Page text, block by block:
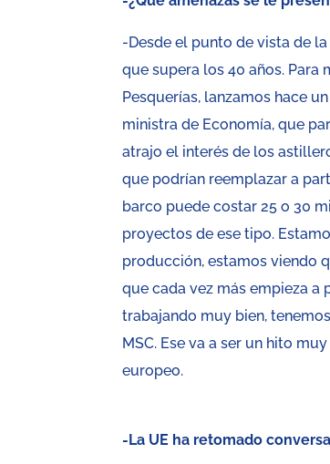
-Desde el punto de vista de
que supera los 40 años.
Pesquerías, lanzamos hace
ministra de Economía, que
atrajo el interés de los
que podrían reemplazar a
barco puede costar 25 o 30
proyectos de ese tipo.
producción, estamos viendo
que cada vez más empieza a
trabajando muy bien,
MSC. Ese va a ser un hito
europeo.
-La UE ha retomado